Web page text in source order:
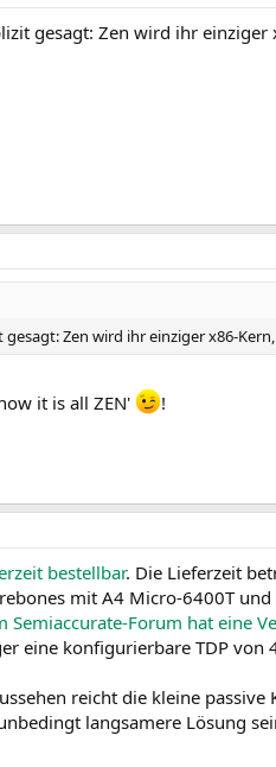
gesagt: Zen wird ihr
gesagt: Zen wird ihr einziger x86-
it is all ZEN' !
bestellbar. Die Lieferzeit
mit A4 Micro-6400T
Semiaccurate-Forum hat eine
eine konfigurierbare TDP von
reicht die kleine
langsamere Lösung